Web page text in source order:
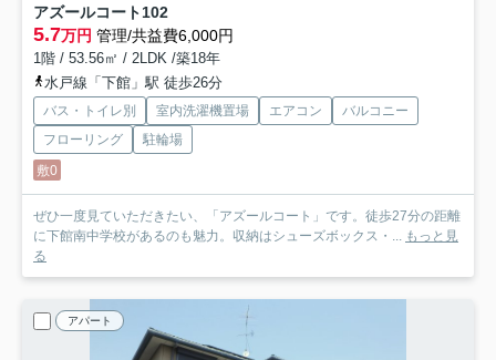
アズールコート102
5.7万円 管理/共益費6,000円
1階 / 53.56㎡ / 2LDK /築18年
水戸線「下館」駅 徒歩26分
バス・トイレ別 室内洗濯機置場 エアコン
バルコニー
フローリング
駐輪場
敷0
ぜひ一度見ていただきたい、「アズールコート」です。徒歩27分の距離
に下館南中学校があるのも魅力。収納はシューズボックス・...
もっと見
る
アパート